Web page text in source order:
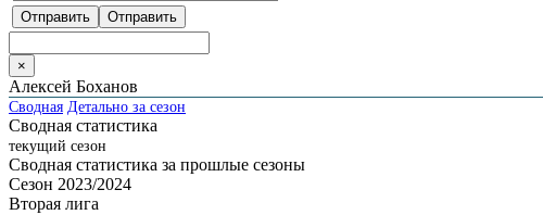
×
Алексей Боханов
Сводная Детально за сезон
Сводная статистика
текущий сезон
Сводная статистика за прошлые сезоны
Сезон 2023/2024
Вторая лига